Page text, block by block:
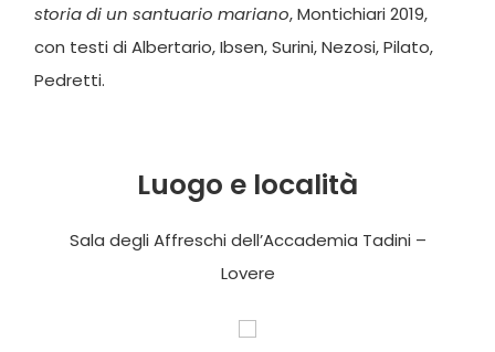
storia di un santuario mariano, Montichiari 2019,
con testi di Albertario, Ibsen, Surini, Nezosi, Pilato,
Pedretti.
Luogo e località
Sala degli Affreschi dell’Accademia Tadini –
Lovere